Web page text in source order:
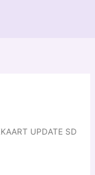
UPDATE SD